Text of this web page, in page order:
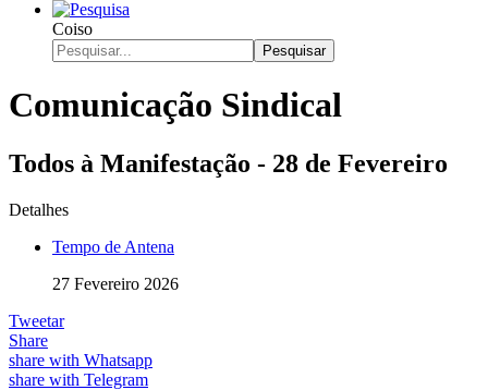
Coiso
Pesquisar
Comunicação Sindical
Todos à Manifestação - 28 de Fevereiro
Detalhes
Tempo de Antena
27 Fevereiro 2026
Tweetar
Share
share with Whatsapp
share with Telegram